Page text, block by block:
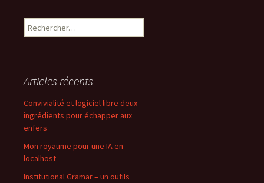
Rechercher :
Articles récents
Convivialité et logiciel libre deux
ingrédients pour échapper aux
enfers
Mon royaume pour une IA en
localhost
Institutional Gramar – un outils